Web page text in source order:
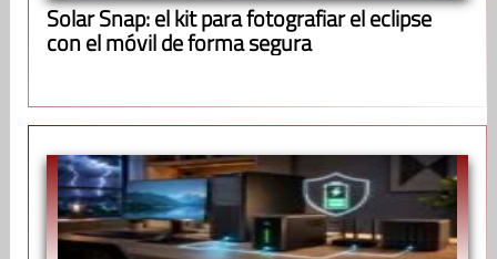
Solar Snap: el kit para fotografiar el eclipse
con el móvil de forma segura